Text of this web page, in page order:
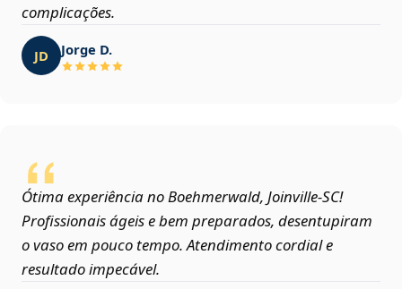
complicações.
JD Jorge D.
Ótima experiência no Boehmerwald, Joinville‑SC!
Profissionais ágeis e bem preparados, desentupiram
o vaso em pouco tempo. Atendimento cordial e
resultado impecável.